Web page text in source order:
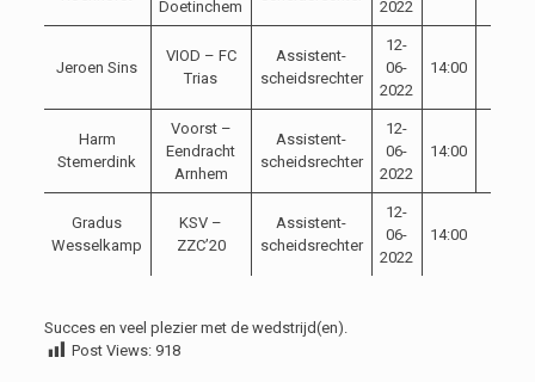
Doetinchem
2022
Jeroen Sins
VIOD – FC
Trias
Assistent-
scheidsrechter
12-
06-
2022
14:00
Harm
Stemerdink
Voorst –
Eendracht
Arnhem
Assistent-
scheidsrechter
12-
06-
2022
14:00
Gradus
Wesselkamp
KSV –
ZZC’20
Assistent-
scheidsrechter
12-
06-
2022
14:00
Succes en veel plezier met de wedstrijd(en).
Post Views: 918